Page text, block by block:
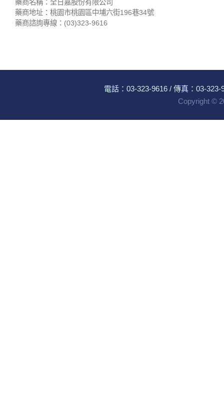
藥商名稱：全日嘉股份有限公司
藥商地址：桃園市桃園區中埔六街196巷34號
藥商諮詢專線：(03)323-9616
電話： 03-323-9616 / 傳真：03-323-
Copyright ©